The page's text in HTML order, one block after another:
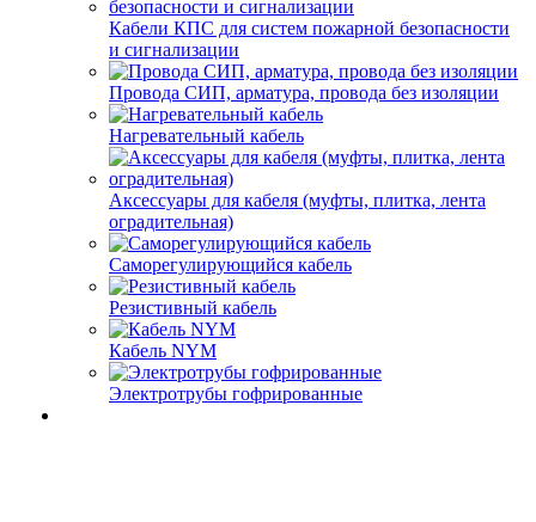
Кабели КПС для систем пожарной безопасности
и сигнализации
Провода СИП, арматура, провода без изоляции
Нагревательный кабель
Аксессуары для кабеля (муфты, плитка, лента
оградительная)
Саморегулирующийся кабель
Резистивный кабель
Кабель NYM
Электротрубы гофрированные